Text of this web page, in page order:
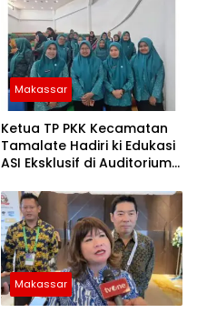
Makassar
Ketua TP PKK Kecamatan
Tamalate Hadiri ki Edukasi
ASI Eksklusif di Auditorium
Makassar